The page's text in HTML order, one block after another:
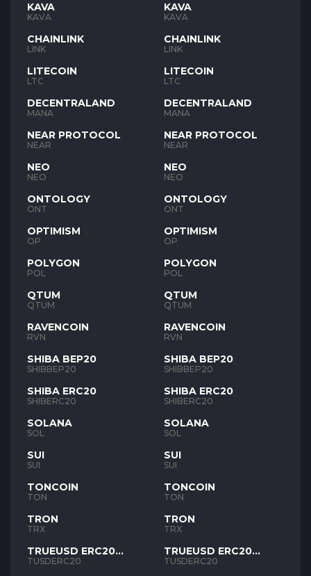
KAVA
KAVA
CHAINLINK
LINK
LITECOIN
LTC
DECENTRALAND
MANA
NEAR PROTOCOL
NEAR
NEO
NEO
ONTOLOGY
ONT
OPTIMISM
OP
POLYGON
POL
QTUM
QTUM
RAVENCOIN
RVN
SHIBA BEP20
SHIBBEP20
SHIBA ERC20
SHIBERC20
SOLANA
SOL
SUI
SUI
TONCOIN
TON
TRON
TRX
TRUEUSD ERC20
TUSD
TUSDERC20
KAVA
KAVA
CHAINLINK
LINK
LITECOIN
LTC
DECENTRALAND
MANA
NEAR PROTOCOL
NEAR
NEO
NEO
ONTOLOGY
ONT
OPTIMISM
OP
POLYGON
POL
QTUM
QTUM
RAVENCOIN
RVN
SHIBA BEP20
SHIBBEP20
SHIBA ERC20
SHIBERC20
SOLANA
SOL
SUI
SUI
TONCOIN
TON
TRON
TRX
TRUEUSD ERC20
TUSD
TUSDERC20